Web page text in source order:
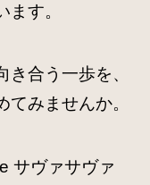
ます。
き合う一歩を、
てみませんか。
サヴァサヴァ